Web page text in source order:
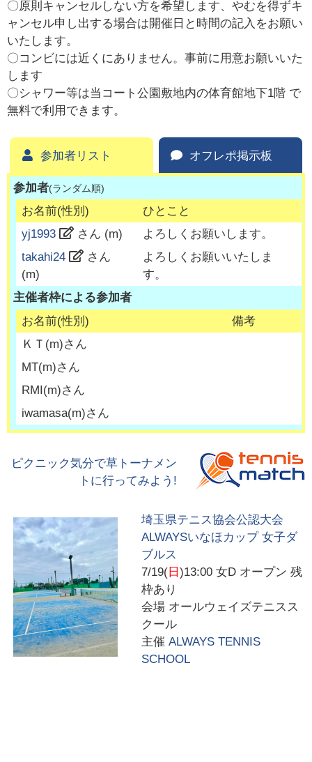
〇原則キャンセルしない方を希望します、やむを得ずキ
ャンセル申し出する場合は開催日と時間の記入をお願い
いたします。
〇コンビには近くにありません。事前に用意お願いいた
します
〇シャワー等は当コート公園敷地内の体育館地下1階 で
無料で利用できます。
参加者リスト オフレポ掲示板
参加者(ランダム順)
お名前(性別)
ひとこと
yj1993
さん (m)
よろしくお願いします。
takahi24
さん
(m)
よろしくお願いいたしま
す。
主催者枠による参加者
お名前(性別)
備考
ＫＴ (m)さん
MT(m)さん
RMI(m)さん
iwamasa(m)さん
ピクニック気分で草トーナメン
トに行ってみよう!
埼玉県テニス協会公認大会
ALWAYSいなほカップ 女子ダ
ブルス
7/19(日 )13:00 女D オープン 残
枠あり
会場 オールウェイズテニスス
クール
主催 ALWAYS TENNIS
SCHOOL